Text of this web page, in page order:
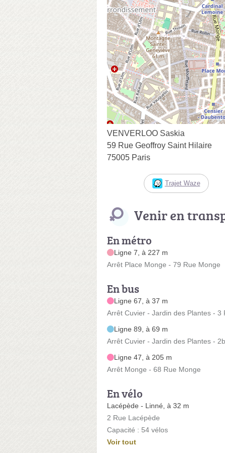
VENVERLOO Saskia
59 Rue Geoffroy Saint Hilaire
75005 Paris
Trajet Waze
Venir en
En métro
Ligne 7, à 227 m
Arrêt Place Monge - 79 Rue Monge
En bus
Ligne 67, à 37 m
Arrêt Cuvier - Jardin des Plantes - 3
Ligne 89, à 69 m
Arrêt Cuvier - Jardin des Plantes -
Ligne 47, à 205 m
Arrêt Monge - 68 Rue Monge
En vélo
Lacépède - Linné, à 32 m
2 Rue Lacépède
Capacité : 54 vélos
Voir tout